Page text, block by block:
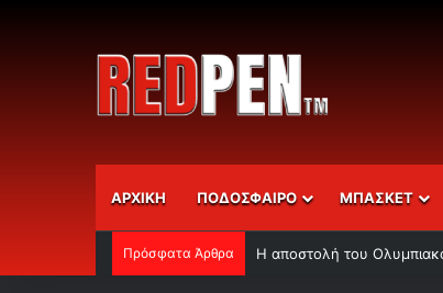
ΑΡΧΙΚΗ ΠΟΔΟΣΦΑΙΡΟ ΜΠΑΣΚΕΤ
Πρόσφατα Άρθρα Η αποστολή του